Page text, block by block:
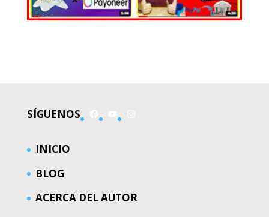
SÍGUENOS
INICIO
BLOG
ACERCA DEL AUTOR